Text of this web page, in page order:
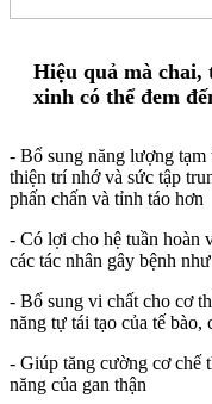
Hiệu quả mà chai,
xinh có thể đem
- Bổ sung năng lượng
thiện trí nhớ và sức tập
phấn chấn và tỉnh táo hơn
- Có lợi cho hệ tuần hoàn
các tác nhân gây bệnh
- Bổ sung vi chất cho cơ
năng tự tái tạo của tế bào,
- Giúp tăng cường cơ chế
năng của gan thận